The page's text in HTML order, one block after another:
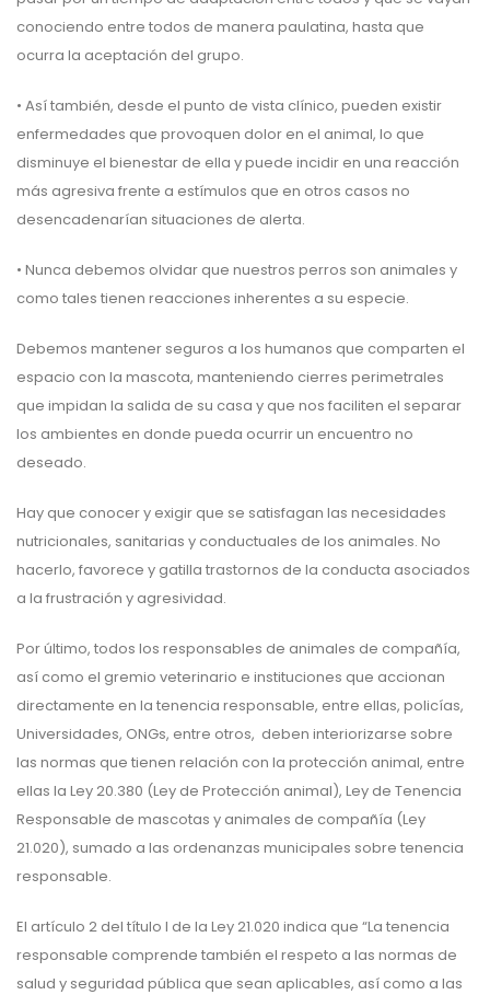
conociendo entre todos de manera paulatina, hasta que
ocurra la aceptación del grupo.
• Así también, desde el punto de vista clínico, pueden existir
enfermedades que provoquen dolor en el animal, lo que
disminuye el bienestar de ella y puede incidir en una reacción
más agresiva frente a estímulos que en otros casos no
desencadenarían situaciones de alerta.
• Nunca debemos olvidar que nuestros perros son animales y
como tales tienen reacciones inherentes a su especie.
Debemos mantener seguros a los humanos que comparten el
espacio con la mascota, manteniendo cierres perimetrales
que impidan la salida de su casa y que nos faciliten el separar
los ambientes en donde pueda ocurrir un encuentro no
deseado.
Hay que conocer y exigir que se satisfagan las necesidades
nutricionales, sanitarias y conductuales de los animales. No
hacerlo, favorece y gatilla trastornos de la conducta asociados
a la frustración y agresividad.
Por último, todos los responsables de animales de compañía,
así como el gremio veterinario e instituciones que accionan
directamente en la tenencia responsable, entre ellas, policías,
Universidades, ONGs, entre otros, deben interiorizarse sobre
las normas que tienen relación con la protección animal, entre
ellas la Ley 20.380 (Ley de Protección animal), Ley de Tenencia
Responsable de mascotas y animales de compañía (Ley
21.020), sumado a las ordenanzas municipales sobre tenencia
responsable.
El artículo 2 del título I de la Ley 21.020 indica que “La tenencia
responsable comprende también el respeto a las normas de
salud y seguridad pública que sean aplicables, así como a las